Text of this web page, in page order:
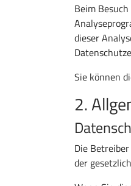
Beim
dieser
Sie können
2.
Die
der